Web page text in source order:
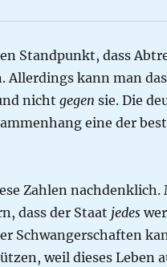
Standpunkt, dass
Allerdings kann man
nicht gegen sie. Die
eine der
Zahlen nachdenklich.
dass der Staat jedes
Schwangerschaften
weil dieses Leben